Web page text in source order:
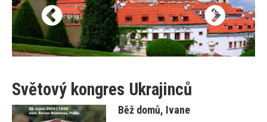
Světový kongres Ukrajinců
Běž domů, Ivane